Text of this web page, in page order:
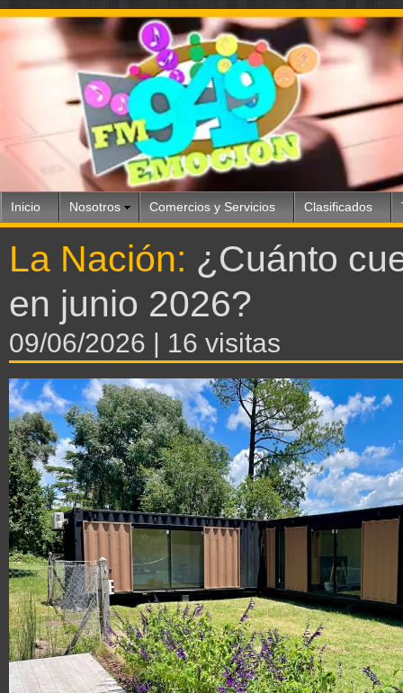
Inicio Nosotros Comercios y Servicios Clasificados
La Nación: ¿Cuánto
en junio 2026?
09/06/2026 | 16 visitas